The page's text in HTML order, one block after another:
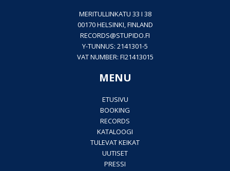
MERITULLINKATU 33 I 38
00170 HELSINKI, FINLAND
RECORDS@STUPIDO.FI
Y-TUNNUS: 2141301-5
VAT NUMBER: FI21413015
MENU
ETUSIVU
BOOKING
RECORDS
KATALOOGI
TULEVAT KEIKAT
UUTISET
PRESSI